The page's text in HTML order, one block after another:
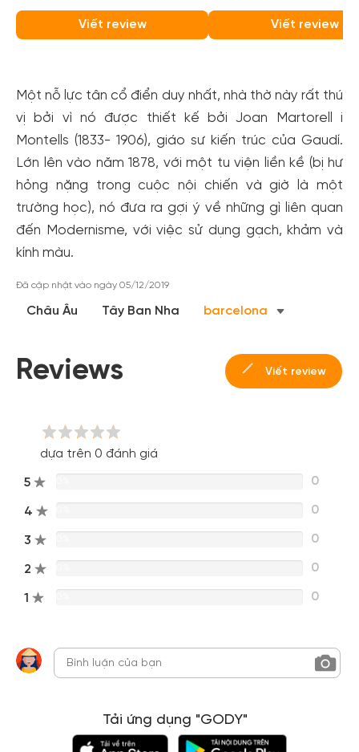
Basilica)
Viết review
Barcelona)
Viết review
Một nỗ lực tân cổ điển duy nhất, nhà thờ này rất thú
vị bởi vì nó được thiết kế bởi Joan Martorell i
Montells (1833- 1906), giáo sư kiến trúc của Gaudí.
Lớn lên vào năm 1878, với một tu viện liền kề (bị hư
hỏng nặng trong cuộc nội chiến và giờ là một
trường học), nó đưa ra gợi ý về những gì liên quan
đến Modernisme, với việc sử dụng gạch, khảm và
kính màu.
Đã cập nhật vào ngày 05/12/2019
Châu Âu Tây Ban Nha barcelona
Reviews Viết review
dựa trên 0 đánh giá
5 0
4 0
3 0
2 0
1 0
Tải ứng dụng "GODY"
Tạo tài khoản nhanh - nhận nhiều ưu
đãi!
cho cộng đồng.
Đăng nhập Facebook